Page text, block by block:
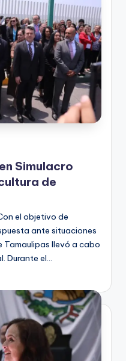
Simulacro
de
el objetivo de
ante situaciones
Tamaulipas llevó a cabo
Durante el…